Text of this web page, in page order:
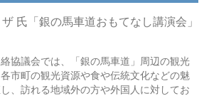
氏「銀の馬車道おもてなし講演会」
協議会では、「銀の馬車道」周辺の観光
市町の観光資源や食や伝統文化などの魅
、訪れる地域外の方や外国人に対してお